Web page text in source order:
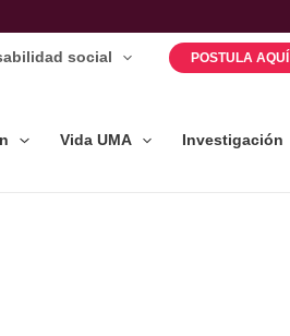
social POSTULA AQUÍ
Vida UMA Investigación